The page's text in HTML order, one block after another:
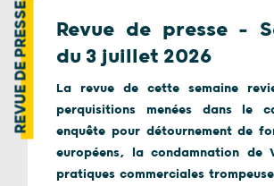
REVUE DE PRESSE
Revue de presse –
du 3 juillet 2026
La revue de cette semaine
perquisitions menées dans le
enquête pour détournement de
européens, la condamnation de
pratiques commerciales